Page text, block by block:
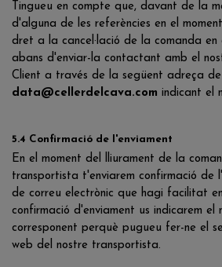
Tingueu en compte que, davant de la
d'alguna de les referències en el
dret a la cancel·lació de la comanda en
abans d'enviar-la contactant amb el
Client a través de la següent adreça de
data@cellerdelcava.com indicant el
5.4 Confirmació de l'enviament
En el moment del lliurament de la
transportista t'enviarem confirmació de
de correu electrònic que hagi facilitat
confirmació d'enviament us indicarem el
corresponent perquè pugueu fer-ne el
web del nostre transportista.